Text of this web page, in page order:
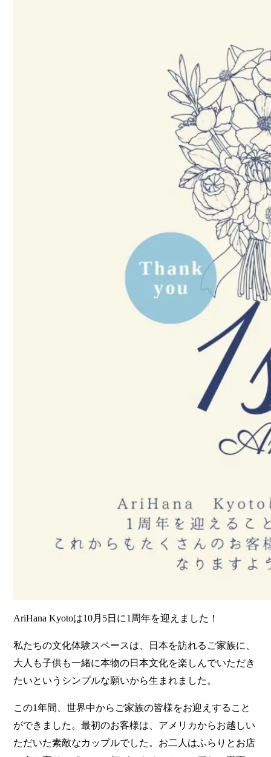
AriHana Kyotoは10月5日に1周年を迎えました！
私たちの文化体験スペースは、日本を訪れるご家族に、
大人も子供も一緒に本物の日本文化を楽しんでいただき
たいというシンプルな願いから生まれました。
この1年間、世界中からご家族の皆様をお迎えすること
ができました。最初のお客様は、アメリカからお越しい
ただいた素敵なカップルでした。お二人はふらりとお店